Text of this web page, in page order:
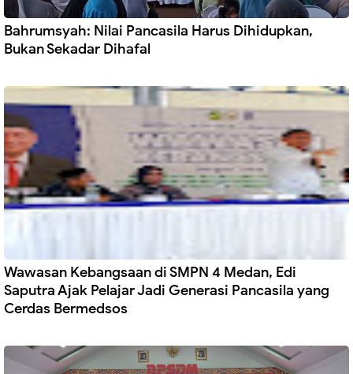
Bahrumsyah: Nilai Pancasila Harus Dihidupkan,
Bukan Sekadar Dihafal
Wawasan Kebangsaan di SMPN 4 Medan, Edi
Saputra Ajak Pelajar Jadi Generasi Pancasila yang
Cerdas Bermedsos